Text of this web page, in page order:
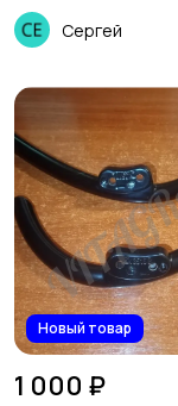
Сергей
Новый товар
1 000 ₽